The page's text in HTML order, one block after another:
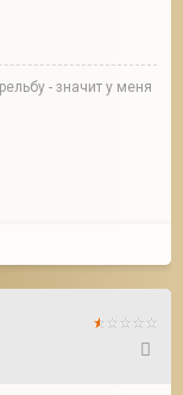
- значит у меня